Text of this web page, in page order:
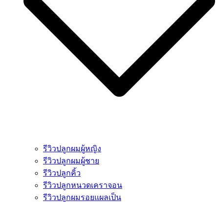
รีวิวปลูกผมผู้หญิง
รีวิวปลูกผมผู้ชาย
รีวิวปลูกคิ้ว
รีวิวปลูกหนวดเคราจอน
รีวิวปลูกผมรอยแผลเป็น